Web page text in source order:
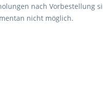
nach Vorbestellung
nicht möglich.